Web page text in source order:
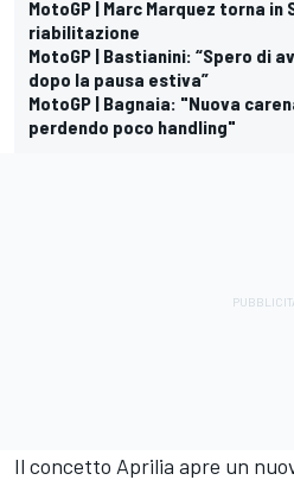
MotoGP | Marc Marquez torna
riabilitazione
MotoGP | Bastianini: “Spero di
dopo la pausa estiva”
MotoGP | Bagnaia: "Nuova
perdendo poco handling"
Il concetto Aprilia apre un